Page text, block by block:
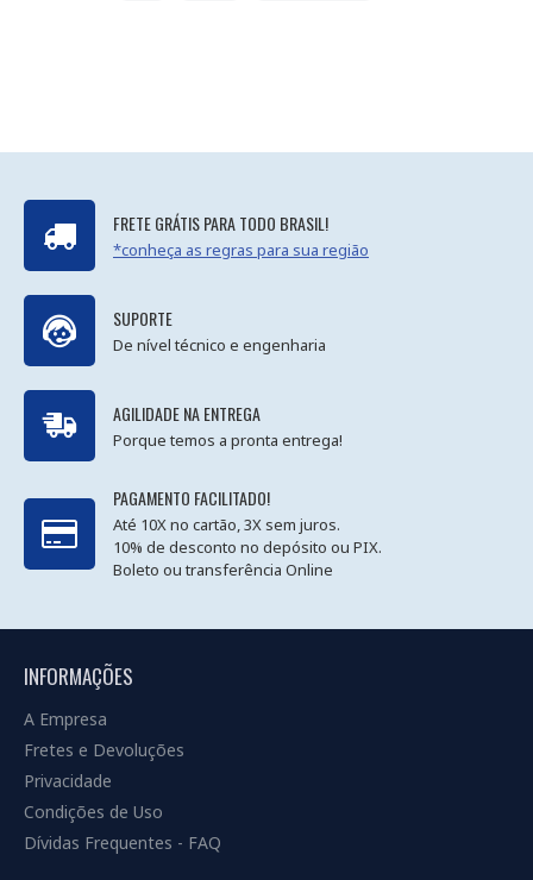
FRETE GRÁTIS PARA TODO BRASIL!
*conheça as regras para sua região
SUPORTE
De nível técnico e engenharia
AGILIDADE NA ENTREGA
Porque temos a pronta entrega!
PAGAMENTO FACILITADO!
Até 10X no cartão, 3X sem juros.
10% de desconto no depósito ou PIX.
Boleto ou transferência Online
INFORMAÇÕES
A Empresa
Fretes e Devoluções
Privacidade
Condições de Uso
Dívidas Frequentes - FAQ